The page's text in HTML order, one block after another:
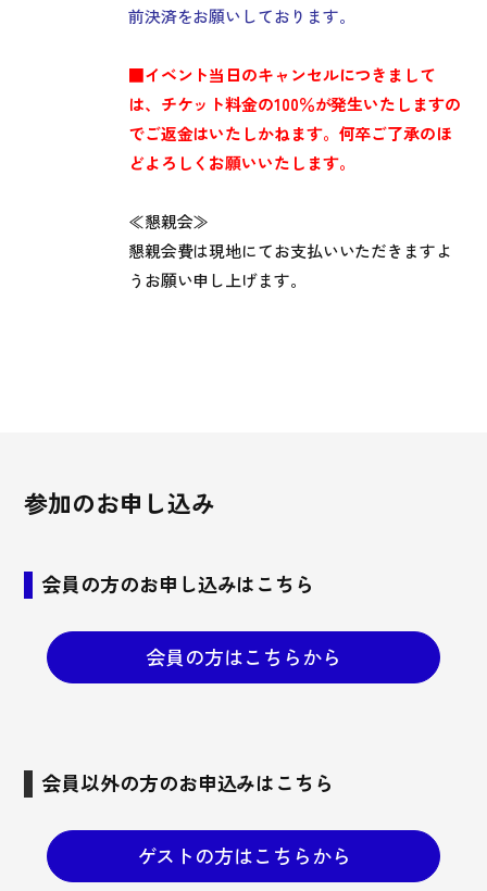
前決済をお願いしております。
■イベント当日のキャンセルにつきまして
は、 チケット料金の100％が発生いたしますの
でご返金はいたしかねます。 何卒ご了承のほ
どよろしくお願いいたします。
≪懇親会≫
懇親会費は現地にてお支払いいただきますよ
うお願い申し上げます。
参加のお申し込み
会員の方のお申し込みはこちら
会員の方はこちらから
会員以外の方のお申込みはこちら
ゲストの方はこちらから